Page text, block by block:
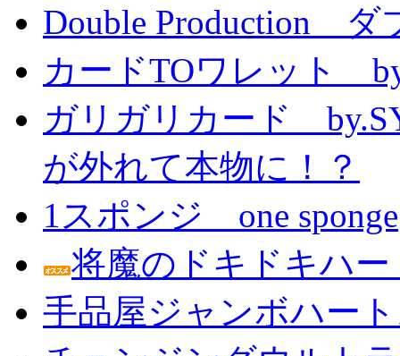
Double Production ダ
カードTOワレット
ガリガリカード
が外れて本物に！？
1スポンジ one sponge
将魔のドキドキハ
手品屋ジャンボハー